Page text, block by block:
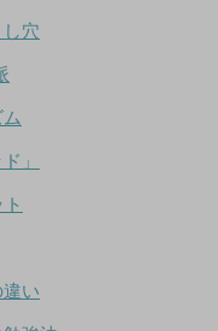
穴
」
い